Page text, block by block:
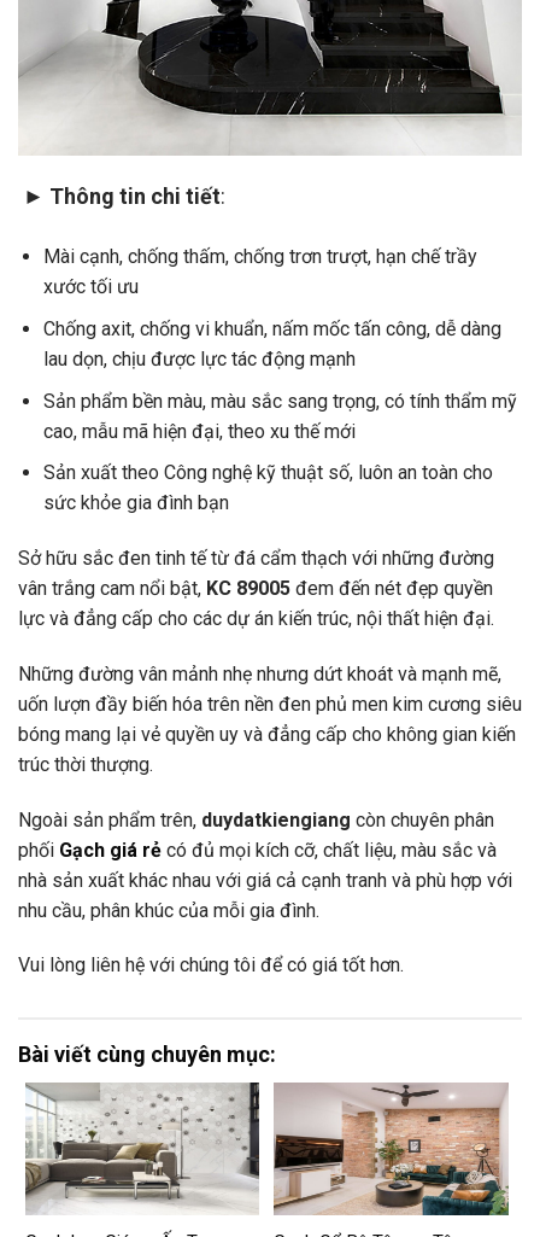
► Thông tin chi tiết:
Mài cạnh, chống thấm, chống trơn trượt, hạn chế trầy
xước tối ưu
Chống axit, chống vi khuẩn, nấm mốc tấn công, dễ dàng
lau dọn, chịu được lực tác động mạnh
Sản phẩm bền màu, màu sắc sang trọng, có tính thẩm mỹ
cao, mẫu mã hiện đại, theo xu thế mới
Sản xuất theo Công nghệ kỹ thuật số, luôn an toàn cho
sức khỏe gia đình bạn
Sở hữu sắc đen tinh tế từ đá cẩm thạch với những đường
vân trắng cam nổi bật, KC 89005 đem đến nét đẹp quyền
lực và đẳng cấp cho các dự án kiến trúc, nội thất hiện đại.
Những đường vân mảnh nhẹ nhưng dứt khoát và mạnh mẽ,
uốn lượn đầy biến hóa trên nền đen phủ men kim cương siêu
bóng mang lại vẻ quyền uy và đẳng cấp cho không gian kiến
trúc thời thượng.
Ngoài sản phẩm trên, duydatkiengiang còn chuyên phân
phối Gạch giá rẻ có đủ mọi kích cỡ, chất liệu, màu sắc và
nhà sản xuất khác nhau với giá cả cạnh tranh và phù hợp với
nhu cầu, phân khúc của mỗi gia đình.
Vui lòng liên hệ với chúng tôi để có giá tốt hơn.
Bài viết cùng chuyên mục: